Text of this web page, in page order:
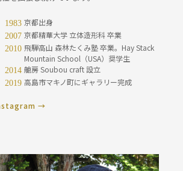
1983 京都出身
2007 京都精華大学 立体造形科 卒業
2010 飛騨高山 森林たくみ塾 卒業。Hay Stack
Mountain School（USA）奨学生
2014 艙房 Soubou craft 設立
2019 高島市マキノ町にギャラリー完成
→